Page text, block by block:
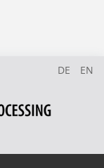
DE EN